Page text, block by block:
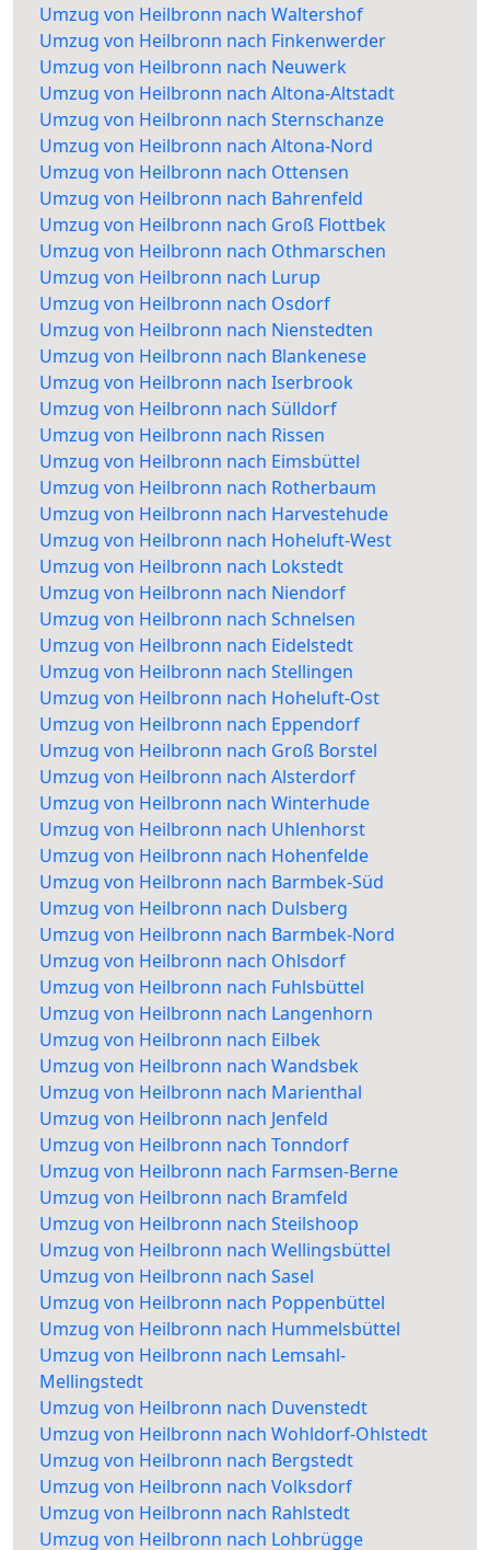
Umzug von Heilbronn nach Waltershof
Umzug von Heilbronn nach Finkenwerder
Umzug von Heilbronn nach Neuwerk
Umzug von Heilbronn nach Altona-Altstadt
Umzug von Heilbronn nach Sternschanze
Umzug von Heilbronn nach Altona-Nord
Umzug von Heilbronn nach Ottensen
Umzug von Heilbronn nach Bahrenfeld
Umzug von Heilbronn nach Groß Flottbek
Umzug von Heilbronn nach Othmarschen
Umzug von Heilbronn nach Lurup
Umzug von Heilbronn nach Osdorf
Umzug von Heilbronn nach Nienstedten
Umzug von Heilbronn nach Blankenese
Umzug von Heilbronn nach Iserbrook
Umzug von Heilbronn nach Sülldorf
Umzug von Heilbronn nach Rissen
Umzug von Heilbronn nach Eimsbüttel
Umzug von Heilbronn nach Rotherbaum
Umzug von Heilbronn nach Harvestehude
Umzug von Heilbronn nach Hoheluft-West
Umzug von Heilbronn nach Lokstedt
Umzug von Heilbronn nach Niendorf
Umzug von Heilbronn nach Schnelsen
Umzug von Heilbronn nach Eidelstedt
Umzug von Heilbronn nach Stellingen
Umzug von Heilbronn nach Hoheluft-Ost
Umzug von Heilbronn nach Eppendorf
Umzug von Heilbronn nach Groß Borstel
Umzug von Heilbronn nach Alsterdorf
Umzug von Heilbronn nach Winterhude
Umzug von Heilbronn nach Uhlenhorst
Umzug von Heilbronn nach Hohenfelde
Umzug von Heilbronn nach Barmbek-Süd
Umzug von Heilbronn nach Dulsberg
Umzug von Heilbronn nach Barmbek-Nord
Umzug von Heilbronn nach Ohlsdorf
Umzug von Heilbronn nach Fuhlsbüttel
Umzug von Heilbronn nach Langenhorn
Umzug von Heilbronn nach Eilbek
Umzug von Heilbronn nach Wandsbek
Umzug von Heilbronn nach Marienthal
Umzug von Heilbronn nach Jenfeld
Umzug von Heilbronn nach Tonndorf
Umzug von Heilbronn nach Farmsen-Berne
Umzug von Heilbronn nach Bramfeld
Umzug von Heilbronn nach Steilshoop
Umzug von Heilbronn nach Wellingsbüttel
Umzug von Heilbronn nach Sasel
Umzug von Heilbronn nach Poppenbüttel
Umzug von Heilbronn nach Hummelsbüttel
Umzug von Heilbronn nach Lemsahl-
Mellingstedt
Umzug von Heilbronn nach Duvenstedt
Umzug von Heilbronn nach Wohldorf-Ohlstedt
Umzug von Heilbronn nach Bergstedt
Umzug von Heilbronn nach Volksdorf
Umzug von Heilbronn nach Rahlstedt
Umzug von Heilbronn nach Lohbrügge